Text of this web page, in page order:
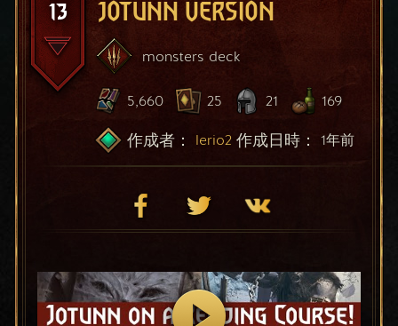
13
JOTUNN VERSION
monsters deck
5,660 25 21 169
作成者： lerio2 作成日時： 1年前